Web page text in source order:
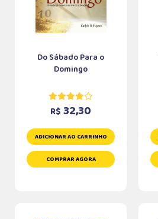
Do Sábado Para o
Domingo
R$ 32,30
ADICIONAR AO CARRINHO
COMPRAR AGORA